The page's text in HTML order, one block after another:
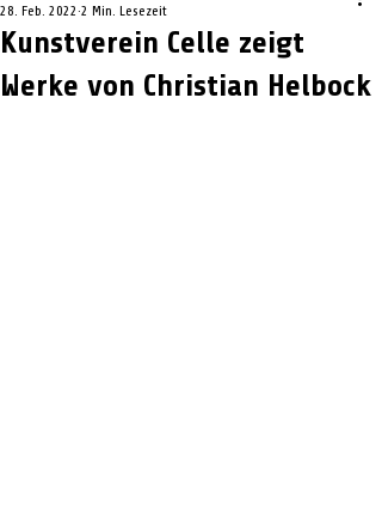
Kunstverein Celle zeigt
Werke von Christian Helbock
28. Feb. 2022 2 Min. Lesezeit